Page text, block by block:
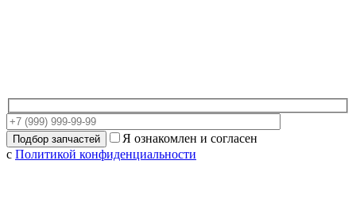
Я ознакомлен и согласен
с Политикой конфиденциальности